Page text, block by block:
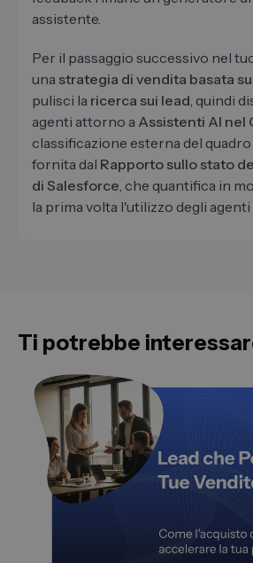
assistente.
Per il passaggio successivo nel
una strategia di vendita basata
pulisci la ricerca sui lead, quindi
agenti attorno a Assistenti AI nel
classificazione esterna del
fornita dal Rapporto sullo stato
di Salesforce, che quantifica in
la prima volta l'utilizzo degli
Ti potrebbe